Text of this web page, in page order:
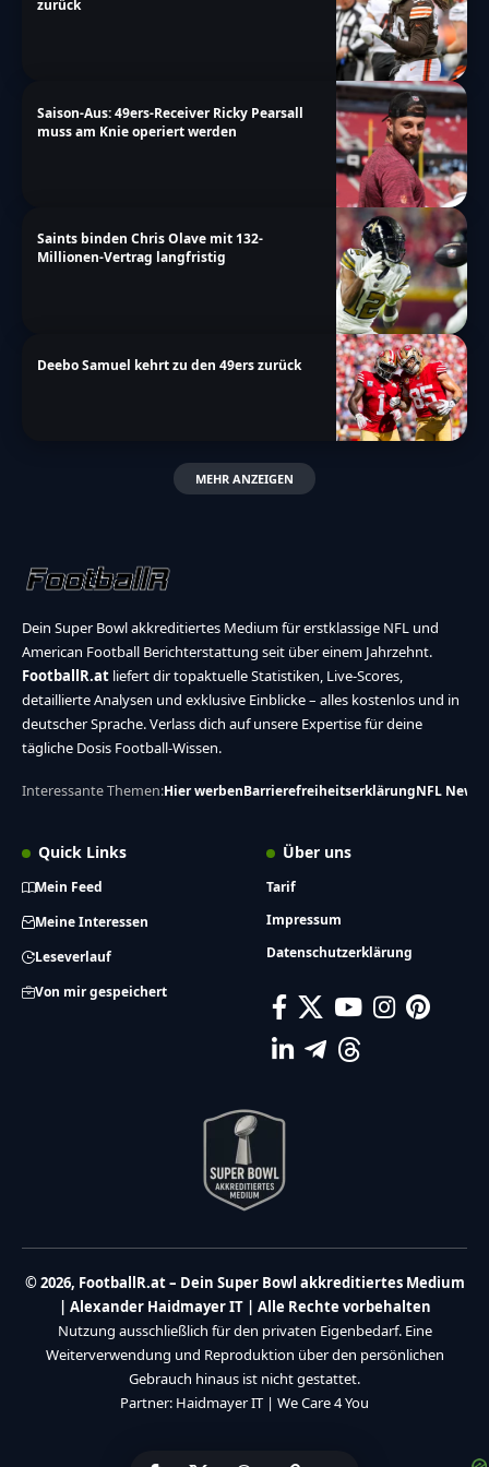
zurück
Saison-Aus: 49ers-Receiver Ricky Pearsall
muss am Knie operiert werden
Saints binden Chris Olave mit 132-
Millionen-Vertrag langfristig
Deebo Samuel kehrt zu den 49ers zurück
MEHR ANZEIGEN
Dein Super Bowl akkreditiertes Medium für erstklassige NFL und
American Football Berichterstattung seit über einem Jahrzehnt.
FootballR.at liefert dir topaktuelle Statistiken, Live-Scores,
detaillierte Analysen und exklusive Einblicke – alles kostenlos und in
deutscher Sprache. Verlass dich auf unsere Expertise für deine
tägliche Dosis Football-Wissen.
Interessante Themen:Hier werbenBarrierefreiheitserklärungNFL News
Quick Links
Mein Feed
Meine Interessen
Leseverlauf
Von mir gespeichert
Über uns
Tarif
Impressum
Datenschutzerklärung
© 2026, FootballR.at – Dein Super Bowl akkreditiertes Medium
| Alexander Haidmayer IT | Alle Rechte vorbehalten
Nutzung ausschließlich für den privaten Eigenbedarf. Eine
Weiterverwendung und Reproduktion über den persönlichen
Gebrauch hinaus ist nicht gestattet.
Partner: Haidmayer IT | We Care 4 You